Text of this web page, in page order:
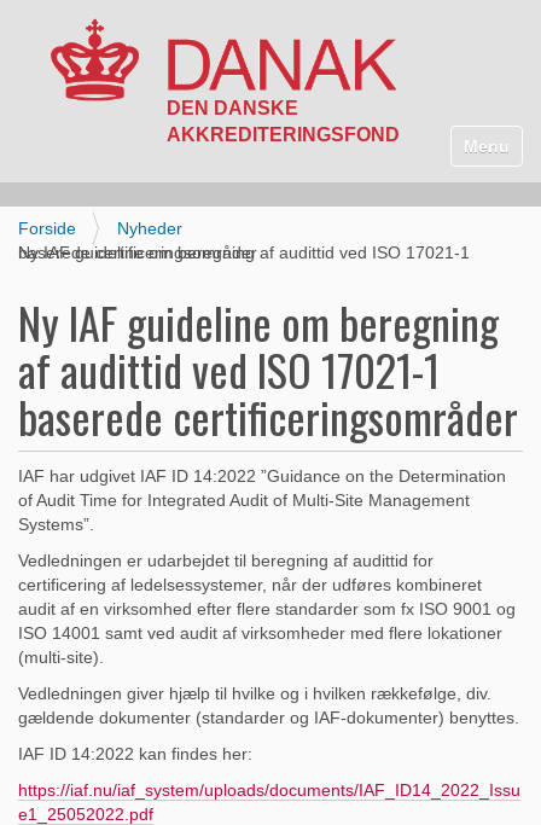
Toggle
Forside
Nyheder
Ny IAF guideline om beregning af audittid ved ISO 17021-1 baserede certificeringsområder
Ny IAF guideline om beregning
af audittid ved ISO 17021-1
baserede certificeringsområder
IAF har udgivet IAF ID 14:2022 ”Guidance on the Determination
of Audit Time for Integrated Audit of Multi-Site Management
Systems”.
Vedledningen er udarbejdet til beregning af audittid for
certificering af ledelsessystemer, når der udføres kombineret
audit af en virksomhed efter flere standarder som fx ISO 9001 og
ISO 14001 samt ved audit af virksomheder med flere lokationer
(multi-site).
Vedledningen giver hjælp til hvilke og i hvilken rækkefølge, div.
gældende dokumenter (standarder og IAF-dokumenter) benyttes.
IAF ID 14:2022 kan findes her:
https://iaf.nu/iaf_system/uploads/documents/IAF_ID14_2022_Issu
e1_25052022.pdf